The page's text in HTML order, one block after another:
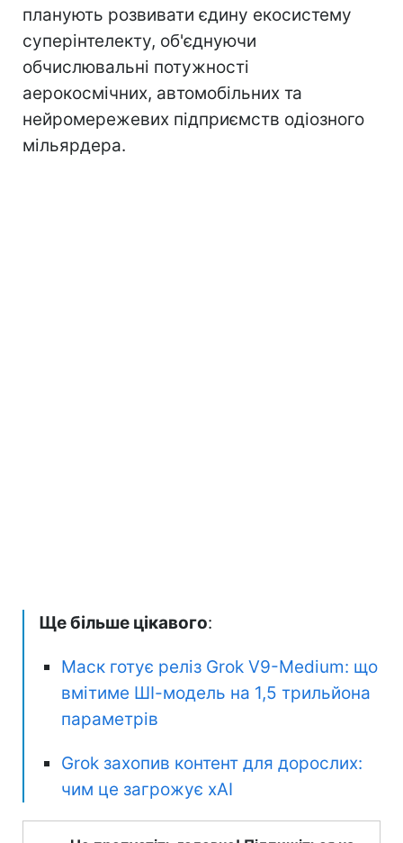
планують розвивати єдину екосистему
суперінтелекту, об'єднуючи
обчислювальні потужності
аерокосмічних, автомобільних та
нейромережевих підприємств одіозного
мільярдера.
Ще більше цікавого:
Маск готує реліз Grok V9-Medium: що
вмітиме ШІ-модель на 1,5 трильйона
параметрів
Grok захопив контент для дорослих:
чим це загрожує xAI